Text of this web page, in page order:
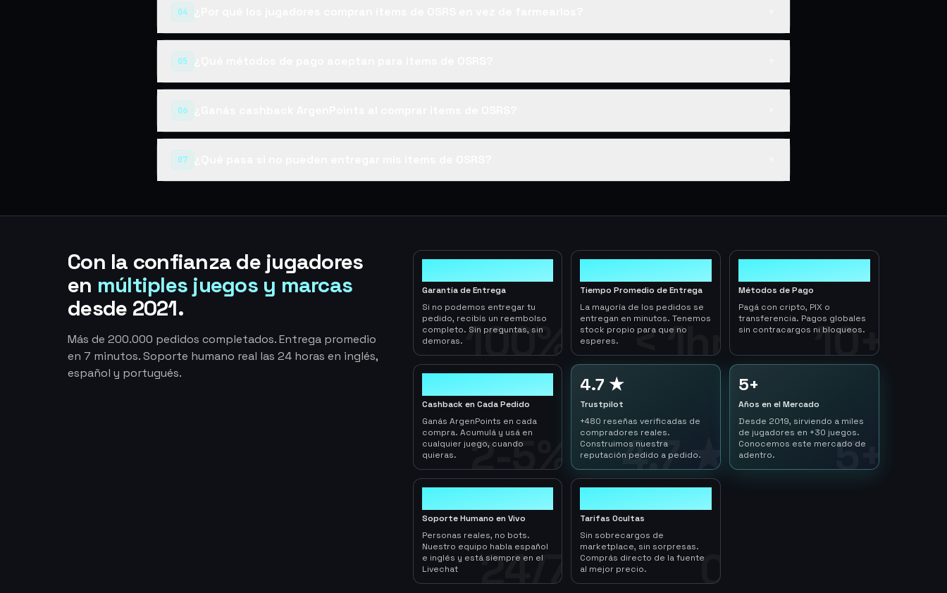
04
05
06
07
Con la confianza de jugadores
en múltiples juegos y marcas
desde 2021.
Más de 200.000 pedidos completados. Entrega promedio
en 7 minutos. Soporte humano real las 24 horas en inglés,
español y portugués.
100%
Garantía de Entrega
Si no podemos entregar tu
pedido, recibís un reembolso
completo. Sin preguntas, sin
demoras.
< 1hr
Tiempo Promedio de Entrega
La mayoría de los pedidos se
entregan en minutos. Tenemos
stock propio para que no
esperes.
10+
Métodos de Pago
Pagá con cripto, PIX o
transferencia. Pagos globales
sin contracargos ni bloqueos.
2-5%
Cashback en Cada Pedido
Ganás ArgenPoints en cada
compra. Acumulá y usá en
cualquier juego, cuando
quieras.
4.7 ★
4.7 ★
Trustpilot
+480 reseñas verificadas de
compradores reales.
Construimos nuestra
reputación pedido a pedido.
5+
5+
Años en el Mercado
Desde 2019, sirviendo a miles
de jugadores en +30 juegos.
Conocemos este mercado de
adentro.
24/7
Soporte Humano en Vivo
Personas reales, no bots.
Nuestro equipo habla español
e inglés y está siempre en el
Livechat
0
Tarifas Ocultas
Sin sobrecargos de
marketplace, sin sorpresas.
Comprás directo de la fuente
al mejor precio.